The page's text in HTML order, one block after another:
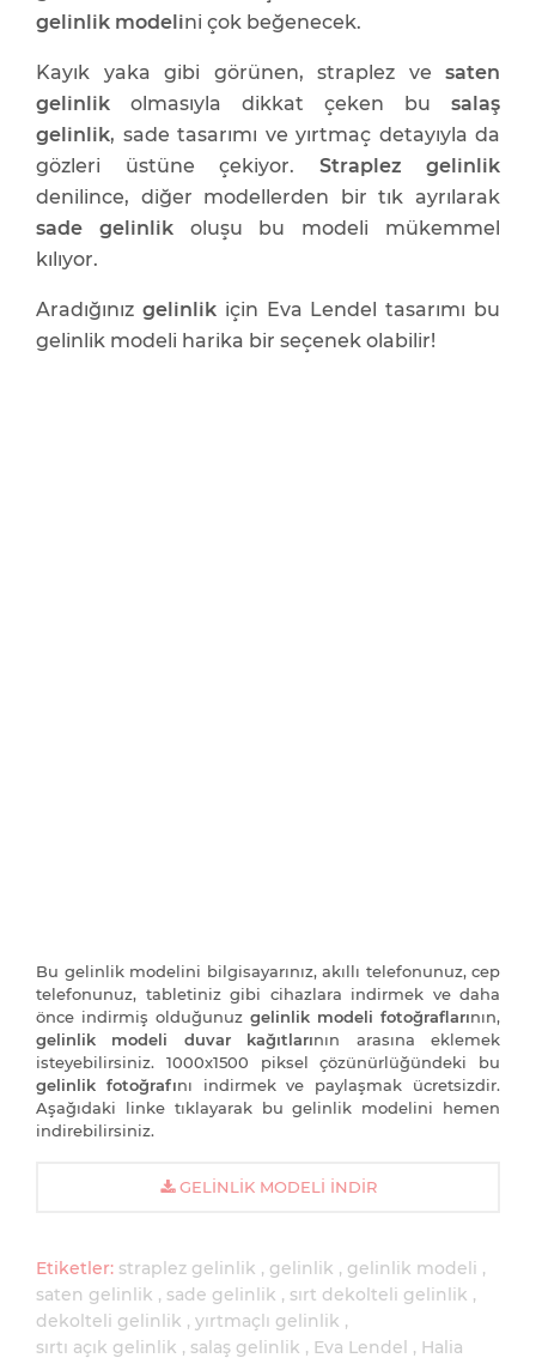
gelinlik modelini çok beğenecek.
Kayık yaka gibi görünen, straplez ve saten
gelinlik olmasıyla dikkat çeken bu salaş
gelinlik, sade tasarımı ve yırtmaç detayıyla da
gözleri üstüne çekiyor. Straplez gelinlik
denilince, diğer modellerden bir tık ayrılarak
sade gelinlikoluşu bu modeli mükemmel
kılıyor.
Aradığınız gelinlikiçin Eva Lendel tasarımı bu
gelinlik modeli harika bir seçenek olabilir!
Bu gelinlik modelini bilgisayarınız, akıllı telefonunuz, cep
telefonunuz, tabletiniz gibi cihazlara indirmek ve daha
önce indirmiş olduğunuz gelinlik modeli fotoğraflarının,
gelinlik modeli duvar kağıtlarının arasına eklemek
isteyebilirsiniz. 1000x1500 piksel çözünürlüğündeki bu
gelinlik fotoğrafını indirmek ve paylaşmak ücretsizdir.
Aşağıdaki linke tıklayarak bu gelinlik modelini hemen
indirebilirsiniz.
GELINLIK MODELI İNDIR
Etiketler: straplez gelinlik gelinlik
gelinlik modeli
saten gelinlik
sade gelinlik
sırt dekolteli gelinlik
dekolteli gelinlik
yırtmaçlı gelinlik
sırtı açık gelinlik
salaş gelinlik Eva Lendel Halia